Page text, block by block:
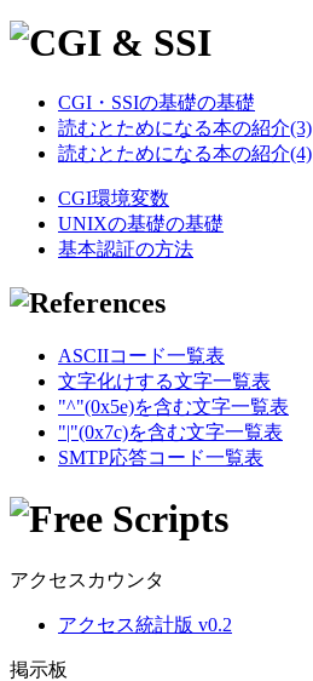
CGI・SSIの基礎の基礎
読むとためになる本の紹介(3)
読むとためになる本の紹介(4)
CGI環境変数
UNIXの基礎の基礎
基本認証の方法
ASCIIコード一覧表
文字化けする文字一覧表
"^"(0x5e)を含む文字一覧表
"|"(0x7c)を含む文字一覧表
SMTP応答コード一覧表
アクセスカウンタ
アクセス統計版 v0.2
掲示板